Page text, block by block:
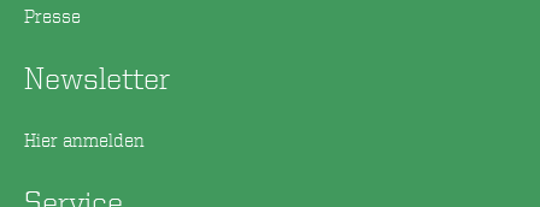
Presse
Newsletter
Hier anmelden